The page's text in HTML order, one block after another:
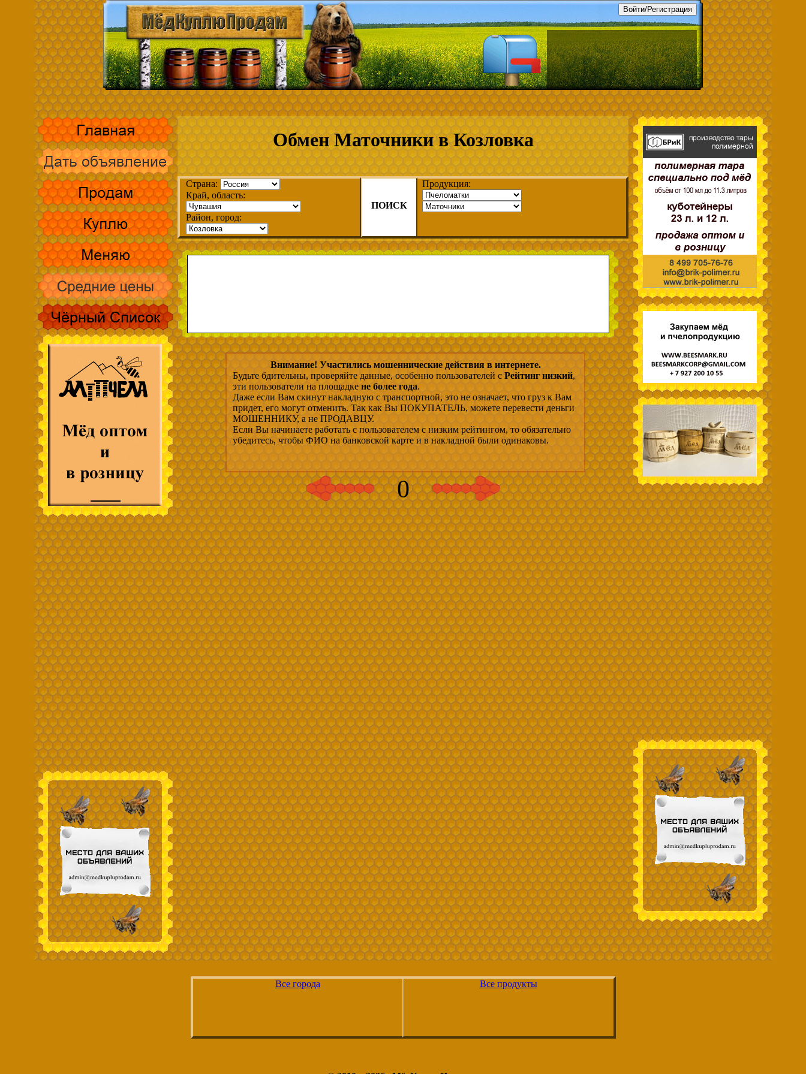
Обмен Маточники в Козловка
Страна:
Край, область:
Район, город:
Продукция:
ПОИСК
Внимание! Участились мошеннические действия в интернете.
Будьте бдительны, проверяйте данные, особенно пользователей с Рейтинг низкий,
эти пользователи на площадке не более года.
Даже если Вам скинут накладную с транспортной, это не означает, что груз к Вам
придет, его могут отменить. Так как Вы ПОКУПАТЕЛЬ, можете перевести деньги
МОШЕННИКУ, а не ПРОДАВЦУ.
Если Вы начинаете работать с пользователем с низким рейтингом, то обязательно
убедитесь, чтобы ФИО на банковской карте и в накладной были одинаковы.
0
Все города Все продукты